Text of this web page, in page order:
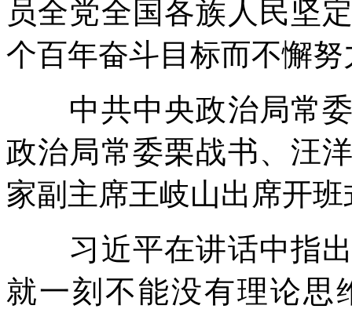
员全党全国各族人民坚
个百年奋斗目标而不懈努
中共中央政治局常委
政治局常委栗战书、汪
家副主席王岐山出席开班
习近平在讲话中指出
就一刻不能没有理论思